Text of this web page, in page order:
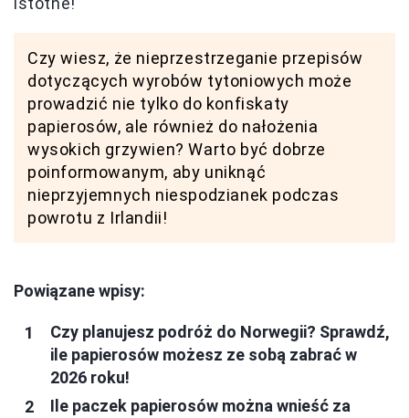
Czy wiesz, że nieprzestrzeganie przepisów
dotyczących wyrobów tytoniowych może
prowadzić nie tylko do konfiskaty
papierosów, ale również do nałożenia
wysokich grzywien? Warto być dobrze
poinformowanym, aby uniknąć
nieprzyjemnych niespodzianek podczas
powrotu z Irlandii!
Powiązane wpisy:
Czy planujesz podróż do Norwegii? Sprawdź,
ile papierosów możesz ze sobą zabrać w
2026 roku!
Ile paczek papierosów można wnieść za